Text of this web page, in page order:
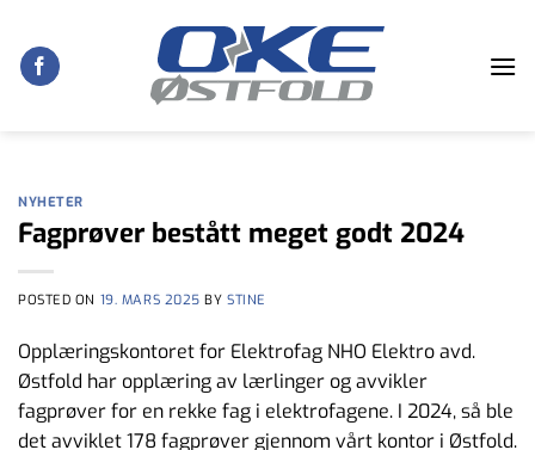
content
NYHETER
Fagprøver bestått meget godt 2024
POSTED ON 19. MARS 2025 BYSTINE
Opplæringskontoret for Elektrofag NHO Elektro avd.
Østfold har opplæring av lærlinger og avvikler
fagprøver for en rekke fag i elektrofagene. I 2024, så ble
det avviklet 178 fagprøver gjennom vårt kontor i Østfold.